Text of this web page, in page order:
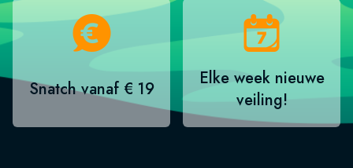
Snatch vanaf € 19
Elke week nieuwe
veiling!